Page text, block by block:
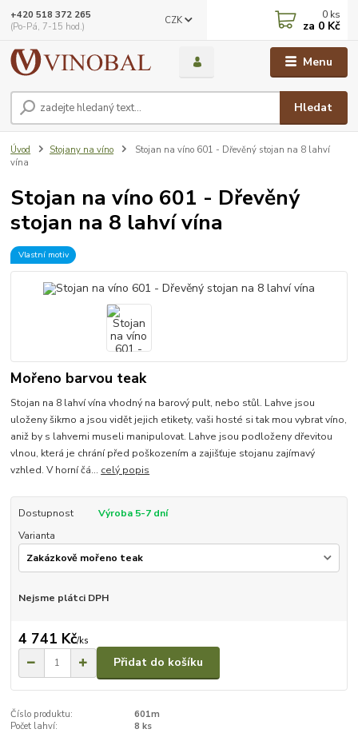
Menu
CZK
Hledat
+420 518 372 265
(Po-Pá, 7-15 hod.)
0 ks
za 0 Kč
Úvod Stojany na víno
Stojan na víno 601 - Dřevěný stojan na 8 lahví
vína
Stojan na víno 601 - Dřevěný
stojan na 8 lahví vína
Vlastní motiv
Mořeno barvou teak
Stojan na 8 lahví vína vhodný na barový pult, nebo stůl. Lahve jsou
uloženy šikmo a jsou vidět jejich etikety, vaši hosté si tak mou vybrat víno,
aniž by s lahvemi museli manipulovat. Lahve jsou podloženy dřevitou
vlnou, která je chrání před poškozením a zajišťuje stojanu zajímavý
vzhled. V horní čá... celý popis
Dostupnost
Výroba 5-7 dní
Varianta
Nejsme plátci DPH
4 741 Kč/ks
Přidat do košíku
Číslo produktu:
601m
Počet lahví:
8 ks